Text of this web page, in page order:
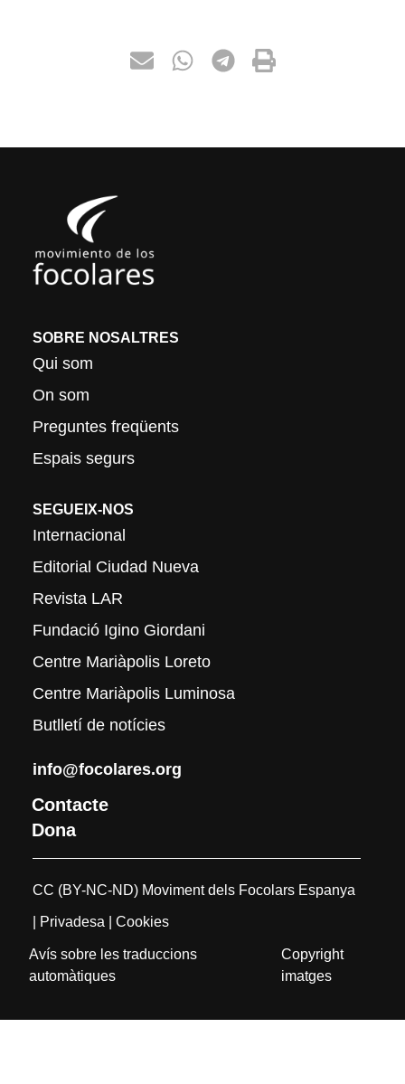
SOBRE NOSALTRES
Qui som
On som
Preguntes freqüents
Espais segurs
SEGUEIX-NOS
Internacional
Editorial Ciudad Nueva
Revista LAR
Fundació Igino Giordani
Centre Mariàpolis Loreto
Centre Mariàpolis Luminosa
Butlletí de notícies
info@focolares.org
Contacte
Dona
CC (BY-NC-ND) Moviment dels Focolars Espanya
| Privadesa | Cookies
Avís sobre les traduccions
automàtiques
Copyright
imatges